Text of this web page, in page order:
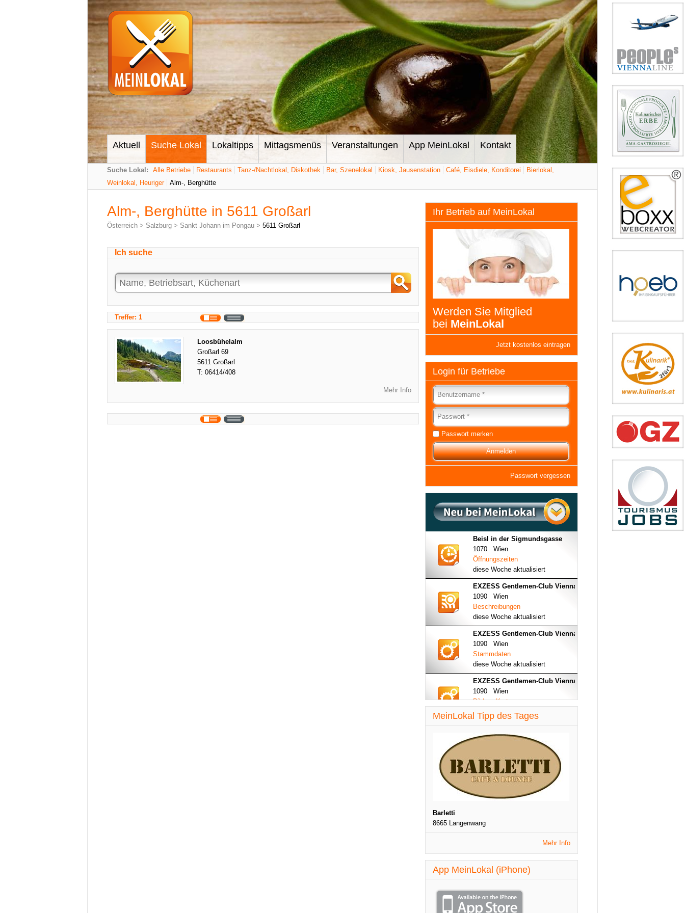
Aktuell Suche Lokal Lokaltipps Mittagsmenüs Veranstaltungen App MeinLokal Kontakt
Suche Lokal: Alle Betriebe Restaurants Tanz-/Nachtlokal, Diskothek Bar, Szenelokal Kiosk, Jausenstation Café, Eisdiele, Konditorei
Bierlokal,
Weinlokal, Heuriger
Alm-, Berghütte
Alm-, Berghütte in 5611 Großarl
Österreich > Salzburg > Sankt Johann im Pongau > 5611 Großarl
Ich suche
Treffer: 1
Loosbühelalm
Großarl 69
5611 Großarl
T: 06414/408
Mehr Info
Ihr Betrieb auf MeinLokal
Werden Sie Mitglied
bei MeinLokal
Jetzt kostenlos eintragen
Login für Betriebe
Passwort merken
Passwort vergessen
Beisl in der Sigmundsgasse
1070 Wien
Öffnungszeiten
diese Woche aktualisiert
EXZESS Gentlemen-Club Vienna
1090 Wien
Beschreibungen
diese Woche aktualisiert
EXZESS Gentlemen-Club Vienna
1090 Wien
Stammdaten
diese Woche aktualisiert
EXZESS Gentlemen-Club Vienna
1090 Wien
Bilder - Karte
diese Woche aktualisiert
1090 Wien
diese Woche aktualisiert
MeinLokal Tipp des Tages
Barletti
8665 Langenwang
Mehr Info
App MeinLokal (iPhone)